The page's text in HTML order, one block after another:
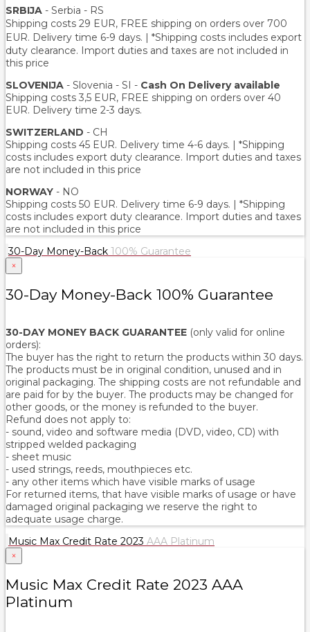
SRBIJA - Serbia - RS
Shipping costs 29 EUR, FREE shipping on orders over 700
EUR. Delivery time 6-9 days. | *Shipping costs includes export
duty clearance. Import duties and taxes are not included in
this price
SLOVENIJA - Slovenia - SI - Cash On Delivery available
Shipping costs 3,5 EUR, FREE shipping on orders over 40
EUR. Delivery time 2-3 days.
SWITZERLAND - CH
Shipping costs 45 EUR. Delivery time 4-6 days. | *Shipping
costs includes export duty clearance. Import duties and taxes
are not included in this price
NORWAY - NO
Shipping costs 50 EUR. Delivery time 6-9 days. | *Shipping
costs includes export duty clearance. Import duties and taxes
are not included in this price
30-Day Money-Back 100% Guarantee
×
30-Day Money-Back 100% Guarantee
30-DAY MONEY BACK GUARANTEE (only valid for online
orders):
The buyer has the right to return the products within 30 days.
The products must be in original condition, unused and in
original packaging. The shipping costs are not refundable and
are paid for by the buyer. The products may be changed for
other goods, or the money is refunded to the buyer.
Refund does not apply to:
- sound, video and software media (DVD, video, CD) with
stripped welded packaging
- sheet music
- used strings, reeds, mouthpieces etc.
- any other items which have visible marks of usage
For returned items, that have visible marks of usage or have
damaged original packaging we reserve the right to
adequate usage charge.
Music Max Credit Rate 2023 AAA Platinum
×
Music Max Credit Rate 2023 AAA
Platinum